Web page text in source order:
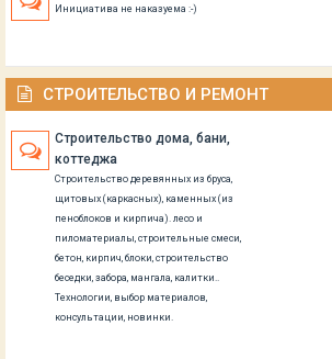
Инициатива не наказуема :-)
СТРОИТЕЛЬСТВО И РЕМОНТ
Строительство дома, бани,
коттеджа
Строительство деревянных из бруса,
щитовых (каркасных), каменных (из
пеноблоков и кирпича). лесо и
пиломатериалы, строительные смеси,
бетон, кирпич, блоки, строительство
беседки, забора, мангала, калитки..
Технологии, выбор материалов,
консультации, новинки.